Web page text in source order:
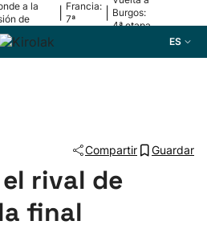
a la
de
Francia:
7ª
Burgos:
4ª etapa
ES
Compartir Guardar
rival de
final